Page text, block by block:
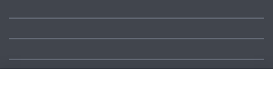
Адрес: Москва, ул.